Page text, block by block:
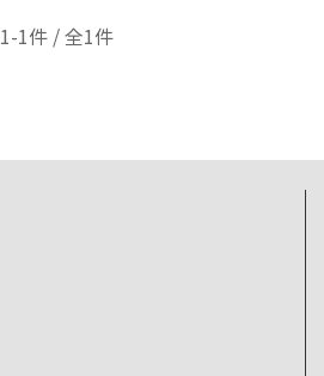
1-1件 / 全1件